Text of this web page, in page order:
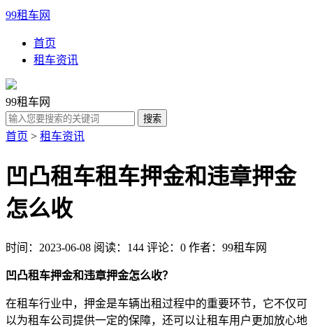
99租车网
首页
租车资讯
99租车网
首页 > 租车资讯
凹凸租车租车押金和违章押金
怎么收
时间：2023-06-08 阅读：144 评论：0 作者：99租车网
凹凸租车押金和违章押金怎么收？
在租车行业中，押金是车辆出租过程中的重要环节，它不仅可
以为租车公司提供一定的保障，还可以让租车用户更加放心地